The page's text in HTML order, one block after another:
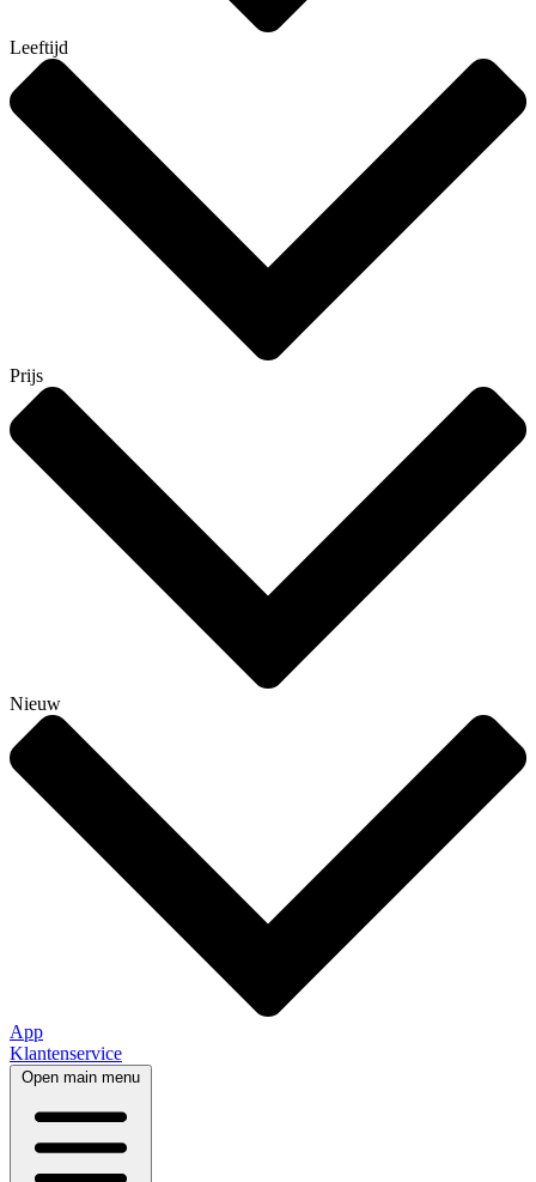
Leeftijd
Prijs
Nieuw
App
Klantenservice
Open main menu